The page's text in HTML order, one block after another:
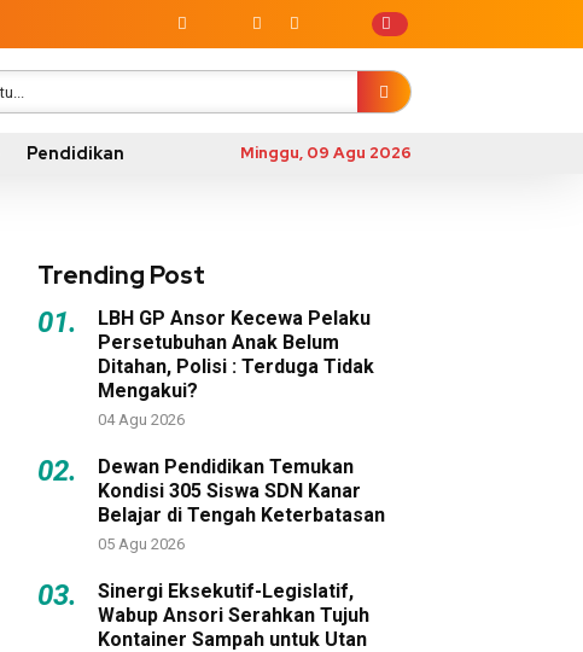
Pendidikan Minggu, 09 Agu 2026
Trending Post
01.
LBH GP Ansor Kecewa Pelaku
Persetubuhan Anak Belum
Ditahan, Polisi : Terduga Tidak
Mengakui?
04 Agu 2026
02.
Dewan Pendidikan Temukan
Kondisi 305 Siswa SDN Kanar
Belajar di Tengah Keterbatasan
05 Agu 2026
03.
Sinergi Eksekutif-Legislatif,
Wabup Ansori Serahkan Tujuh
Kontainer Sampah untuk Utan